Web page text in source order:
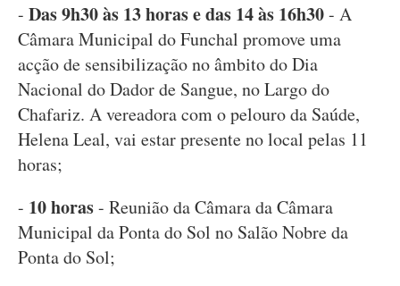
- Das 9h30 às 13 horas e das 14 às 16h30- A
Câmara Municipal do Funchal promove uma
acção de sensibilização no âmbito do Dia
Nacional do Dador de Sangue, no Largo do
Chafariz. A vereadora com o pelouro da Saúde,
Helena Leal, vai estar presente no local pelas 11
horas;
- 10 horas- Reunião da Câmara da Câmara
Municipal da Ponta do Sol no Salão Nobre da
Ponta do Sol;